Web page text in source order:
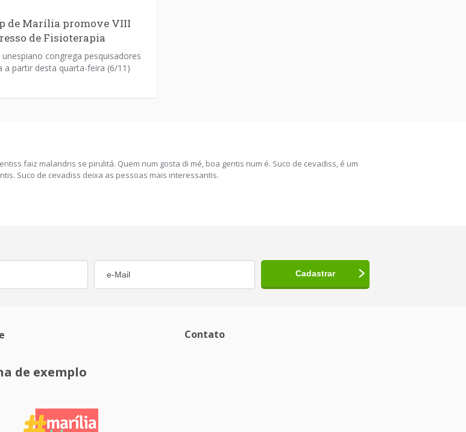
de Marília promove VIII
de Fisioterapia
unespiano congrega pesquisadores
a partir desta quarta-feira (6/11)
faiz malandris se pirulitá. Quem num gosta di mé, boa gentis num é. Suco de cevadiss, é um
Suco de cevadiss deixa as pessoas mais interessantis.
de exemplo
Contato